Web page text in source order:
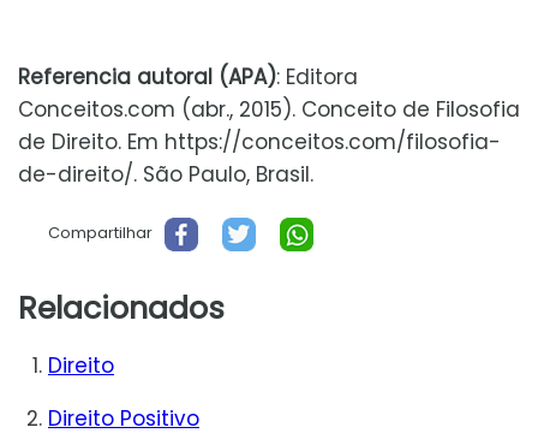
Referencia autoral (APA): Editora
Conceitos.com (abr., 2015). Conceito de Filosofia
de Direito. Em https://conceitos.com/filosofia-
de-direito/. São Paulo, Brasil.
Compartilhar
Relacionados
Direito
Direito Positivo